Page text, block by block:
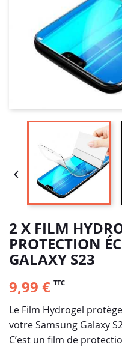

2 X FILM
PROTECTION
GALAXY S23
9,99 € TTC
Le Film Hydrogel
votre Samsung Galaxy
C’est un film de